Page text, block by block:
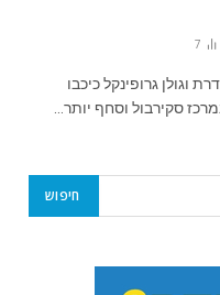
7
וגולן גרופינקל כיכבו